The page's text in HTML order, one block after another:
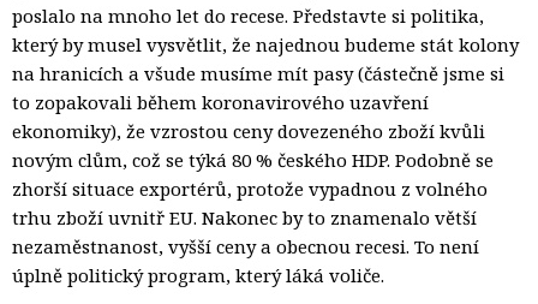
poslalo na mnoho let do recese. Představte si politika,
který by musel vysvětlit, že najednou budeme stát kolony
na hranicích a všude musíme mít pasy (částečně jsme si
to zopakovali během koronavirového uzavření
ekonomiky), že vzrostou ceny dovezeného zboží kvůli
novým clům, což se týká 80 % českého HDP. Podobně se
zhorší situace exportérů, protože vypadnou z volného
trhu zboží uvnitř EU. Nakonec by to znamenalo větší
nezaměstnanost, vyšší ceny a obecnou recesi. To není
úplně politický program, který láká voliče.